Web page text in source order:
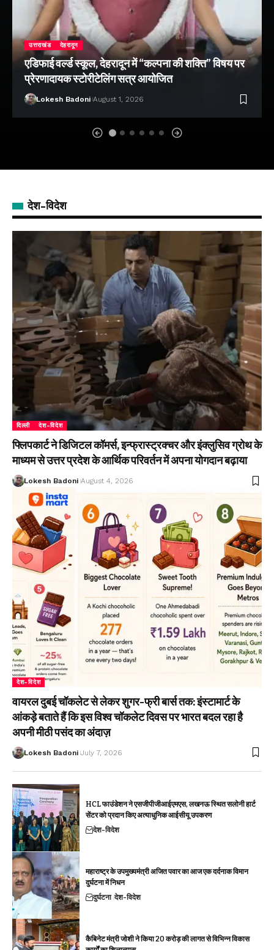
उत्तराखंड देहरादून
एडिफाई वर्ल्ड स्कूल, देहरादून में “कल्पना की शक्ति” विषय पर
प्रेरणादायक स्टोरीटेलिंग सत्र आयोजित
Lokesh Badoni August 1, 2026
देश-विदेश
दिल्ली देश-विदेश
फ्लिपकार्ट ने डिजिटल कॉमर्स, इन्फ्रास्ट्रक्चर और इंक्लुसिव ग्रोथ के
माध्यम से उत्तर प्रदेश के आर्थिक परिवर्तन में अपना योगदान बढ़ाया
Lokesh Badoni August 4, 2026
देश-विदेश
वायरल दुबई चॉकलेट से लेकर शुगर-फ्री बार्स तक: इंस्टामार्ट के
आंकड़े बताते हैं कि इस विश्व चॉकलेट दिवस पर भारत बदल रहा है
अपनी मीठी पसंद का अंदाज़
Lokesh Badoni July 7, 2026
HCL फाउंडेशन ने एसजीपीजीआईएमएस, लखनऊ स्थित सलोनी हार्ट
सेंटर को प्रदान किए अत्याधुनिक आईसीयू उपकरण
देश-विदेश
महाराष्ट्र के उपमुख्यमंत्री अजित पवार का आज एक दर्दनाक विमान
दुर्घटना में निधन
दुर्घटना देश-विदेश
कैबिनेट मंत्री जोशी ने किया 20 करोड़ की लागत से विभिन्न विकास